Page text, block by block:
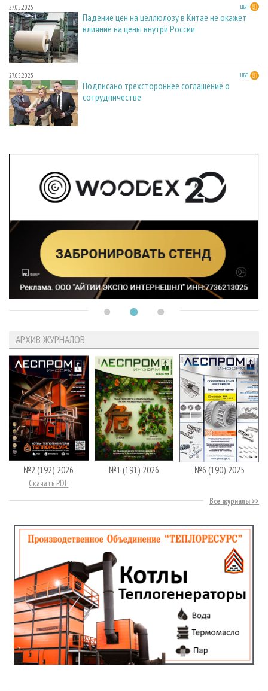
27.05.2025 ЦБП
Падение цен на целлюлозу в Китае не окажет
влияние на цены внутри России
27.05.2025 ЦБП
Подписано трехстороннее соглашение о
сотрудничестве
АРХИВ ЖУРНАЛОВ
№2 (192) 2026
Скачать PDF
№1 (191) 2026 №6 (190) 2025
Все журналы